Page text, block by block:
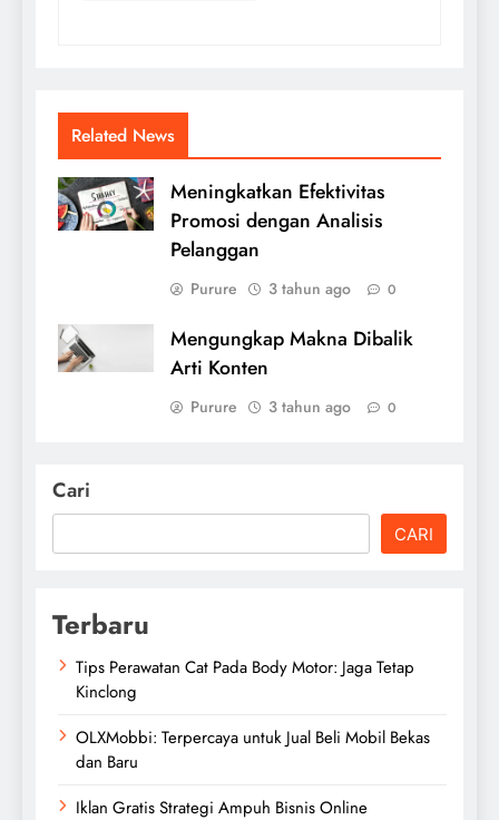
Related News
Meningkatkan Efektivitas
Promosi dengan Analisis
Pelanggan
Purure 3 tahun ago 0
Mengungkap Makna Dibalik
Arti Konten
Purure 3 tahun ago 0
Cari
CARI
Terbaru
Tips Perawatan Cat Pada Body Motor: Jaga Tetap
Kinclong
OLXMobbi: Terpercaya untuk Jual Beli Mobil Bekas
dan Baru
Iklan Gratis Strategi Ampuh Bisnis Online